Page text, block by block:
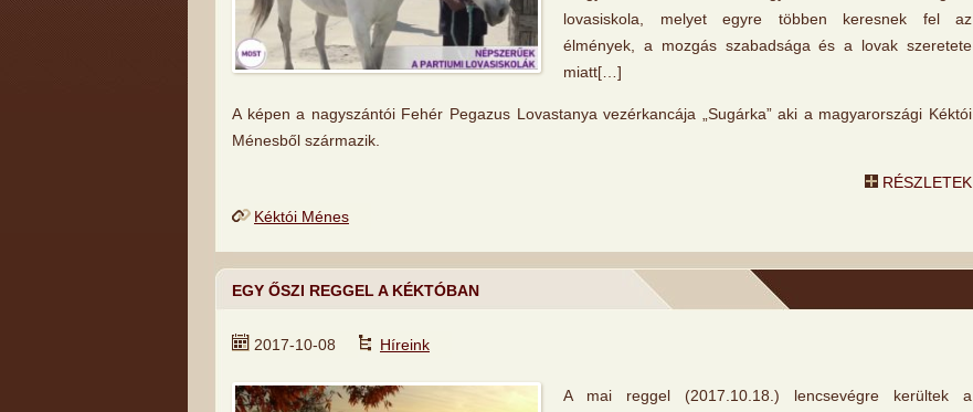
lovasiskola, melyet egyre többen keresnek fel az
élmények, a mozgás szabadsága és a lovak szeretete
miatt[…]
A képen a nagyszántói Fehér Pegazus Lovastanya vezérkancája „Sugárka” aki a magyarországi Kéktói
Ménesből származik.
RÉSZLETEK
Kéktói Ménes
EGY ŐSZI REGGEL A KÉKTÓBAN
2017-10-08 Híreink
A mai reggel (2017.10.18.) lencsevégre kerültek a